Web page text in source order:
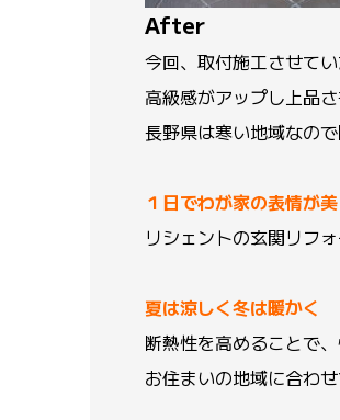
After
今回、取付施工させて
高級感がアップし上品
長野県は寒い地域なの
１日でわが家の表情が
リシェントの玄関リフ
夏は涼しく冬は暖かく
断熱性を高めることで
お住まいの地域に合わ